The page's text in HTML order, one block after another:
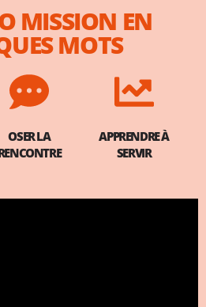
MISSION EN
MOTS
OSER LA
APPRENDRE À
SERVIR